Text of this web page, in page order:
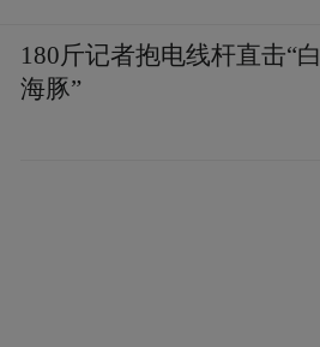
180斤记者抱电线杆直击“白
海豚”